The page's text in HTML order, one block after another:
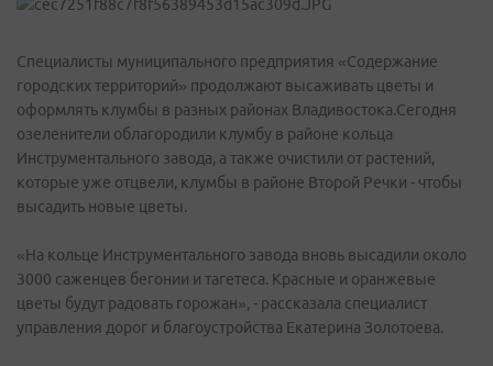
Специалисты муниципального предприятия «Содержание
городских территорий» продолжают высаживать цветы и
оформлять клумбы в разных районах Владивостока.Сегодня
озеленители облагородили клумбу в районе кольца
Инструментального завода, а также очистили от растений,
которые уже отцвели, клумбы в районе Второй Речки - чтобы
высадить новые цветы.
«На кольце Инструментального завода вновь высадили около
3000 саженцев бегонии и тагетеса. Красные и оранжевые
цветы будут радовать горожан», - рассказала специалист
управления дорог и благоустройства Екатерина Золотоева.